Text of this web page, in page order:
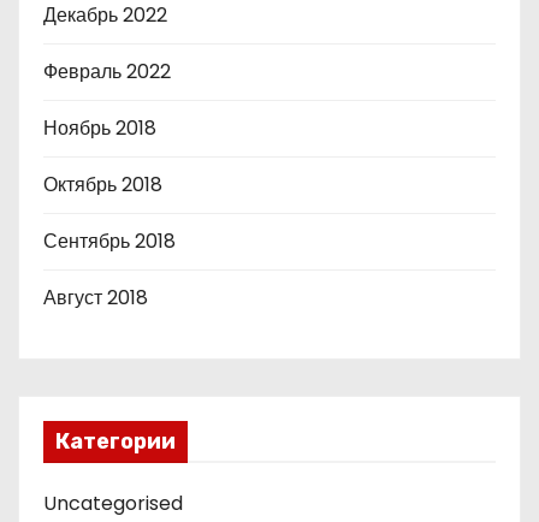
Декабрь 2022
Февраль 2022
Ноябрь 2018
Октябрь 2018
Сентябрь 2018
Август 2018
Категории
Uncategorised